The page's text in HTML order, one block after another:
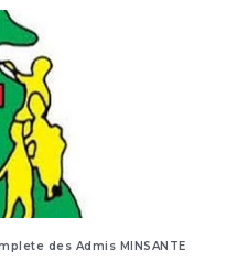
des Admis MINSANTE